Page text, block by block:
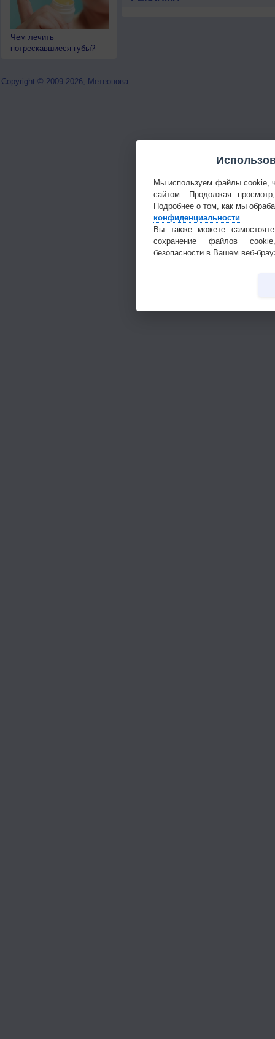
Чем лечить
потрескавшиеся губы?
Copyright © 2009-2026, Метеонова
Мы используем файлы cookie,
сайтом. Продолжая
Подробнее о том, как мы
конфиденциальности.
Вы также можете
сохранение файлов
безопасности в Вашем веб-